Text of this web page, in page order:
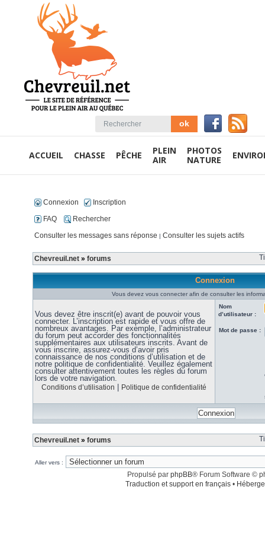
ACCUEIL CHASSE PÊCHE
PLEIN
AIR
PHOTOS
NATURE
Connexion
Inscription
FAQ
Rechercher
Consulter les messages sans réponse | Consulter les sujets actifs
Chevreuil.net » forums
Connexion
Vous devez vous connecter afin de consulter les
Vous devez être inscrit(e) avant de pouvoir vous
connecter. L’inscription est rapide et vous offre de
nombreux avantages. Par exemple, l’administrateur
du forum peut accorder des fonctionnalités
supplémentaires aux utilisateurs inscrits. Avant de
vous inscrire, assurez-vous d’avoir pris
connaissance de nos conditions d’utilisation et de
notre politique de confidentialité. Veuillez également
consulter attentivement toutes les règles du forum
lors de votre navigation.
Conditions d’utilisation Politique de confidentialité
Nom
d’utilisateur :
Mot de passe :
Chevreuil.net » forums
Aller vers :
Propulsé par phpBB® Forum Software ©
Traduction et support en français •